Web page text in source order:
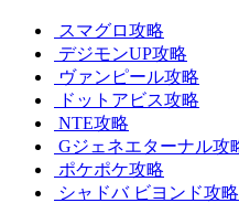
スマグロ攻略
デジモンUP攻略
ヴァンピール攻略
ドットアビス攻略
NTE攻略
Gジェネエターナル攻
ポケポケ攻略
シャドバ ビヨンド攻略